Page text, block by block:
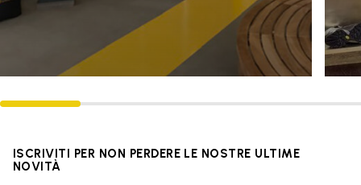
ISCRIVITI PER NON PERDERE LE NOSTRE ULTIME
NOVITÀ